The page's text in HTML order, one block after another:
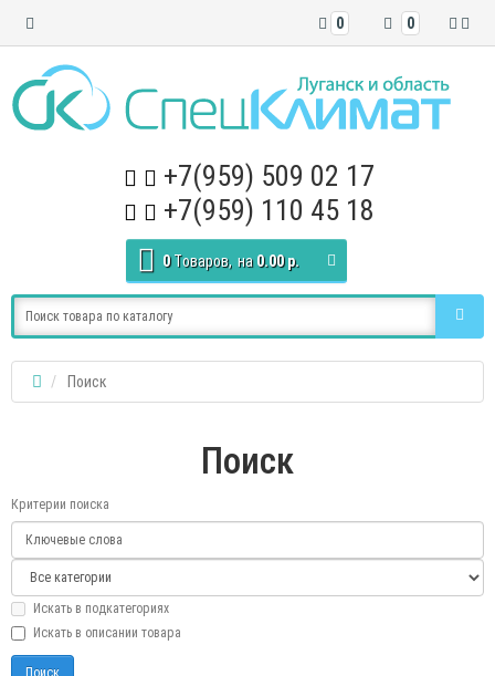
0
0
+7(959) 509 02 17
+7(959) 110 45 18
0 Tоваров, на 0.00 р.
Поиск
Поиск
Критерии поиска
Искать в подкатегориях
Искать в описании товара